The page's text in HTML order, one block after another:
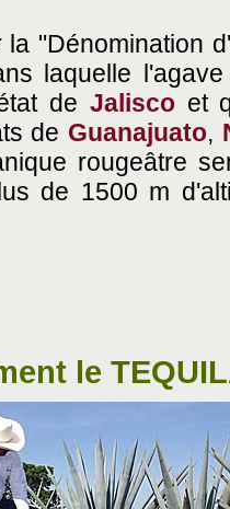
la "Dénomination
laquelle
de Jaliscoet
de Guanajuato,
rougeâtre
de 1500 m
le